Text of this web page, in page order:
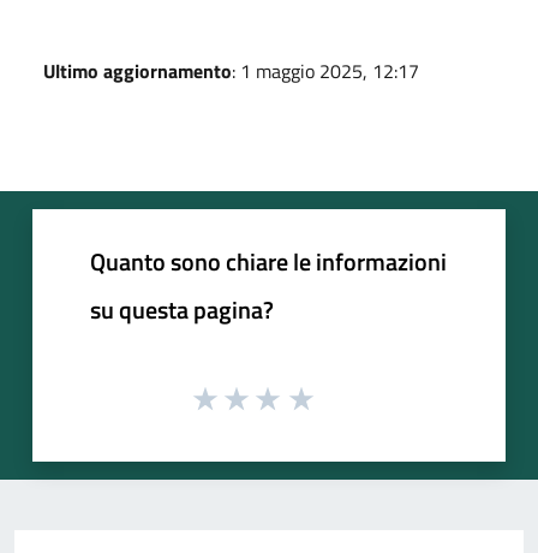
Ultimo aggiornamento: 1 maggio 2025, 12:17
Quanto sono chiare le informazioni
su questa pagina?